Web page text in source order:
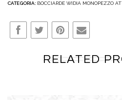
CATEGORIA: BOCCIARDE WIDIA MONOPEZZO
RELATED